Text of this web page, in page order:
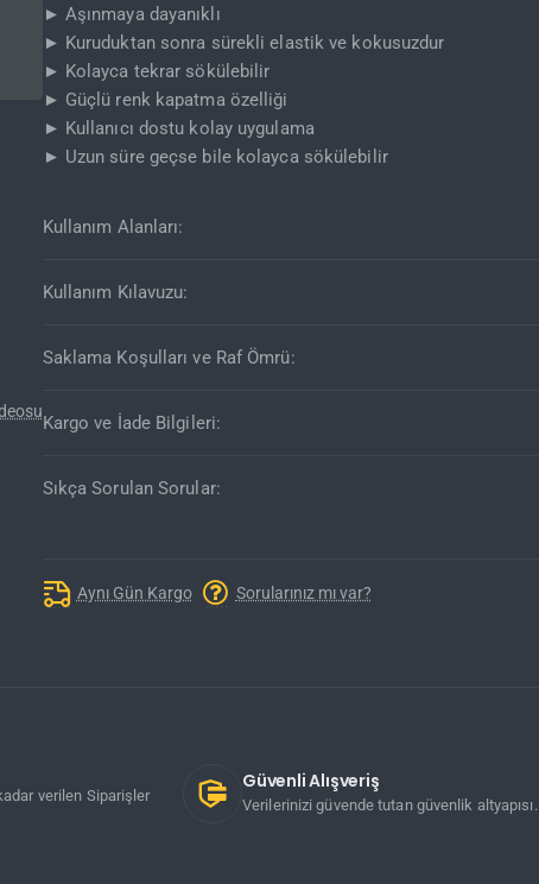
► Aşınmaya dayanıklı
► Kuruduktan sonra sürekli elastik ve kokusuzdur
► Kolayca tekrar sökülebilir
► Güçlü renk kapatma özelliği
► Kullanıcı dostu kolay uygulama
► Uzun süre geçse bile kolayca sökülebilir
Kullanım Alanları:
Kullanım Kılavuzu:
Saklama Koşulları ve Raf Ömrü:
Kargo ve İade Bilgileri:
Sıkça Sorulan Sorular:
Aynı Gün Kargo Sorularınız mı var?
verilen Siparişler
Güvenli Alışveriş
Verilerinizi güvende tutan güvenlik altyapısı.